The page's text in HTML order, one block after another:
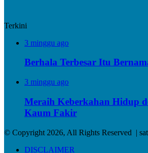
Terkini
3 minggu ago
Berhala Terbesar Itu
3 minggu ago
Meraih Keberkahan Hidup
Kaum Fakir
© Copyright 2026, All Rights Reserved |
DISCLAIMER